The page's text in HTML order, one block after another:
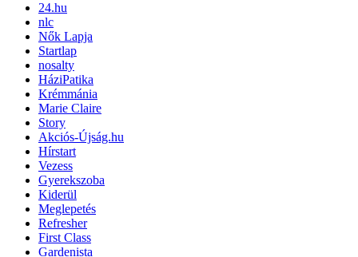
24.hu
nlc
Nők Lapja
Startlap
nosalty
HáziPatika
Krémmánia
Marie Claire
Story
Akciós-Újság.hu
Hírstart
Vezess
Gyerekszoba
Kiderül
Meglepetés
Refresher
First Class
Gardenista